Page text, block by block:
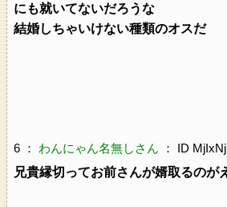
にも就いてないだろうな
結婚しちゃいけない種類のオスだ
6 ： わんにゃん名無しさん ： ID
兄貴縁切ってお前さんが婿取るのが